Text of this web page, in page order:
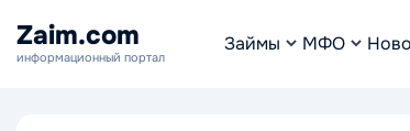
Zaim.com
информационный портал
Займы МФО